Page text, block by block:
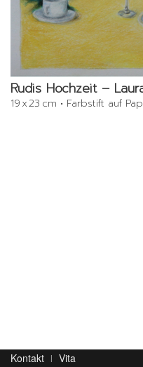
Rudis Hochzeit –
19 x 23 cm • Farbstift auf
Kontakt Vita